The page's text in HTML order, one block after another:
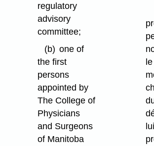
regulatory
advisory
committee;
(b) one of
the first
persons
appointed by
The College of
Physicians
and Surgeons
of Manitoba